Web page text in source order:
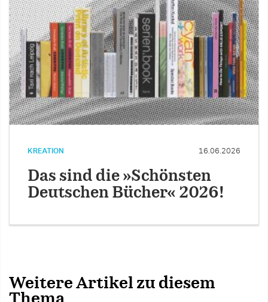
KREATION 16.06.2026
Das sind die »Schönsten
Deutschen Bücher« 2026!
Weitere Artikel zu diesem